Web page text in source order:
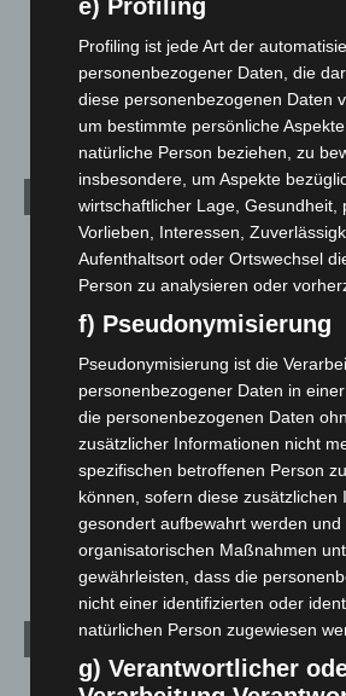
Mann läuft mit Hockeyschläger über
Zeugen
5. August 2026
Kategorien
Blaulicht
Corona-News
Hannover und Region
Langenhagen und Ortsteile
Leserbriefe
Menschen
Über uns
Veranstaltungen
Archiv
e) Profiling
Profiling ist jede Art der
personenbezogener Daten, die
diese personenbezogenen Daten
um bestimmte persönliche
natürliche Person beziehen, zu
insbesondere, um Aspekte
wirtschaftlicher Lage, Gesundheit,
Vorlieben, Interessen,
Aufenthaltsort oder Ortswechsel
Person zu analysieren oder
f) Pseudonymisierung
Pseudonymisierung ist die
personenbezogener Daten in
die personenbezogenen Daten
zusätzlicher Informationen nicht
spezifischen betroffenen Person
können, sofern diese zusätzlichen
gesondert aufbewahrt werden und
organisatorischen Maßnahmen
gewährleisten, dass die
nicht einer identifizierten oder
natürlichen Person zugewiesen
g) Verantwortlicher